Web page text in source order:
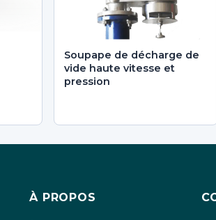
Soupape de décharge de
vide haute vitesse et
pression
À PROPOS